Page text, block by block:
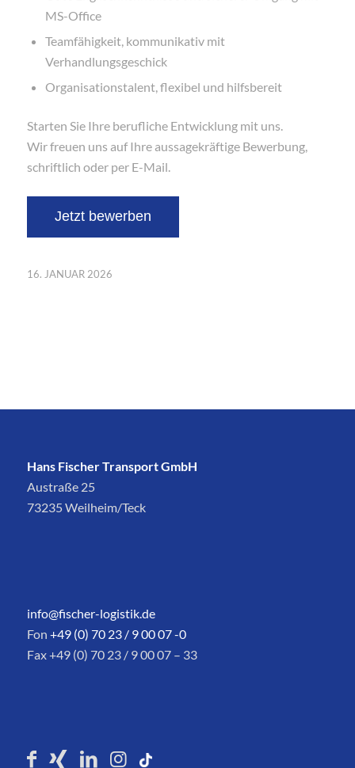
MS-Office
Teamfähigkeit, kommunikativ mit
Verhandlungsgeschick
Organisationstalent, flexibel und hilfsbereit
Starten Sie Ihre berufliche Entwicklung mit uns.
Wir freuen uns auf Ihre aussagekräftige Bewerbung,
schriftlich oder per E-Mail.
16. JANUAR 2026
Hans Fischer Transport GmbH
Austraße 25
73235 Weilheim/Teck
info@fischer-logistik.de
Fon +49 (0) 70 23 / 9 00 07 -0
Fax +49 (0) 70 23 / 9 00 07 – 33